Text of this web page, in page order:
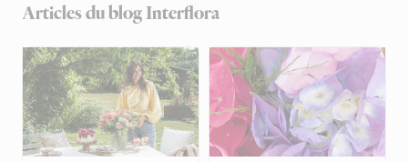
Articles du blog Interflora